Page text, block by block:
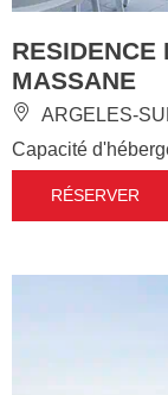
RESIDENCE
MASSANE
ARGELES-
Capacité
RÉSERVER